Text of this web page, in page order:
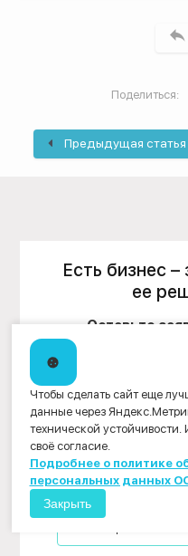
Поделиться:
Предыдущая статья
Есть бизнес
ее
Оставьте
Заполните указанные
бесплатному номеру8
наших специалистов мог
все вопросы, связанные с
нашими услугами. Это
Чтобы сделать сайт еще
данные через
технической устойчивости.
своё согласие.
Подробнее о политике
персональных данных
Закрыть